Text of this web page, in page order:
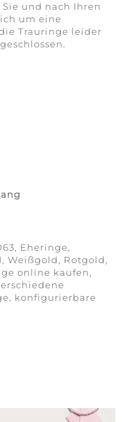
und nach Ihren
um eine
Trauringe leider
Eheringe,
Weißgold, Rotgold,
online kaufen,
konfigurierbare